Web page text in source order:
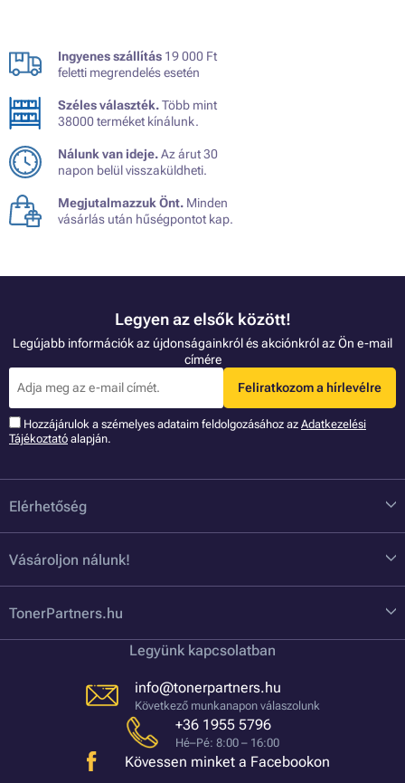
Ingyenes szállítás 19 000 Ft
feletti megrendelés esetén
Széles választék.Több mint
38000 terméket kínálunk.
Nálunk van ideje.Az árut 30
napon belül visszaküldheti.
Megjutalmazzuk Önt. Minden
vásárlás után hűségpontot kap.
Legyen az elsők között!
Legújabb információk az újdonságainkról és akciónkról az Ön e-mail
címére
Feliratkozom a hírlevélre
Hozzájárulok a szémelyes adataim feldolgozásához az Adatkezelési
Tájékoztató alapján.
Elérhetőség
Vásároljon nálunk!
TonerPartners.hu
Legyünk kapcsolatban
info@tonerpartners.hu
Következő munkanapon válaszolunk
+36 1955 5796
Hé–Pé: 8:00 – 16:00
Kövessen minket a Facebookon